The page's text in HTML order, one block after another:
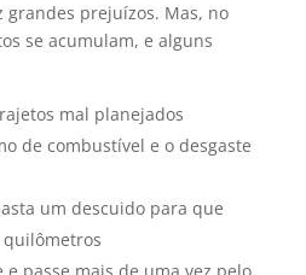
prejuízos. Mas, no
se acumulam, e alguns
mal planejados
de combustível e o desgaste
um descuido para que